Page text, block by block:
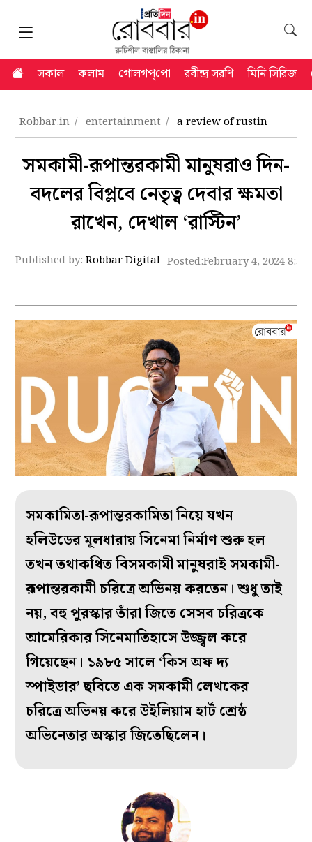
সকাল কলাম গোলগপ্‌পো রবীন্দ্র সরণি মিনি সিরিজ
Robbar.in entertainment a review of rustin
সমকামী-রূপান্তরকামী মানুষরাও দিন-
বদলের বিপ্লবে নেতৃত্ব দেবার ক্ষমতা
রাখেন, দেখাল ‘রাস্টিন’
Published by:Robbar Digital Posted:February 4, 2024
সমকামিতা-রূপান্তরকামিতা নিয়ে যখন
হলিউডের মূলধারায় সিনেমা নির্মাণ শুরু হল
তখন তথাকথিত বিসমকামী মানুষরাই সমকামী-
রূপান্তরকামী চরিত্রে অভিনয় করতেন। শুধু তাই
নয়, বহু পুরস্কার তাঁরা জিতে সেসব চরিত্রকে
আমেরিকার সিনেমাতিহাসে উজ্জ্বল করে
গিয়েছেন। ১৯৮৫ সালে ‘কিস অফ দ্য
স্পাইডার’ ছবিতে এক সমকামী লেখকের
চরিত্রে অভিনয় করে উইলিয়াম হার্ট শ্রেষ্ঠ
অভিনেতার অস্কার জিতেছিলেন।